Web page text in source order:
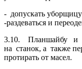
- допускать уборщицу
-раздеваться и
3.10. Планшайбу и
на станок, а также
протирать от масел.